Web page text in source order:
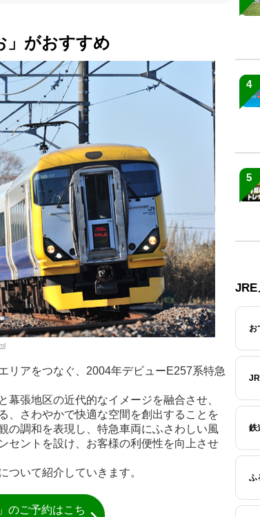
」がおすすめ
リアをつなぐ、2004年デビューE257系特急
張地区の近代的なイメージを融合させ、
、さわやかで快適な空間を創出することを
の調和を表現し、特急車両にふさわしい風
セントを設け、お客様の利便性を向上させ
ついて紹介していきます。
のご予約はこち
4
5
JRE
お
鉄
ふ